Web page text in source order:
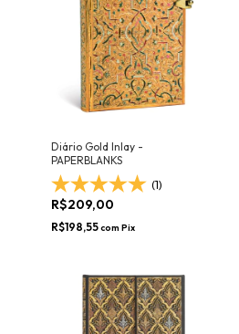
Diário Gold Inlay -
PAPERBLANKS
(1)
R$209,00
R$198,55com Pix